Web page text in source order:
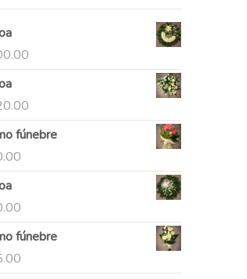
fúnebre
fúnebre